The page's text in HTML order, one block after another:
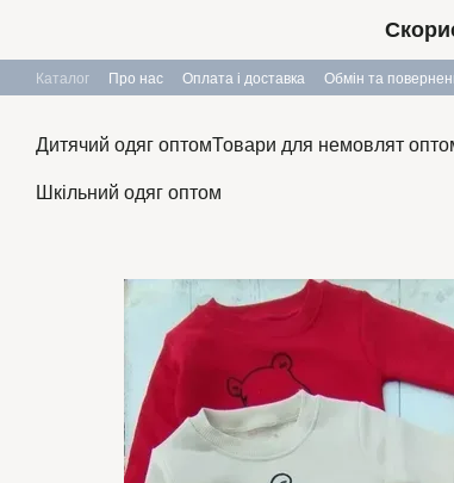
Каталог Про нас Оплата і доставка Обмін та
Дитячий одяг оптомТовари для немовлят
Шкільний одяг оптом